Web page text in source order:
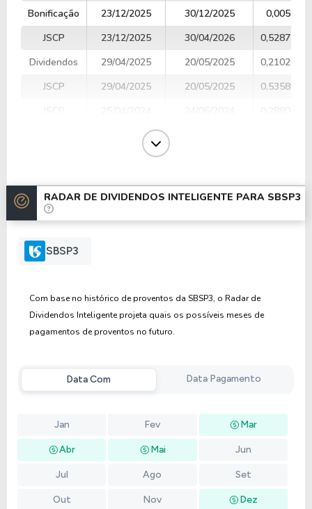
Bonificação
23/12/2025 30/12/2025
0,005929
JSCP
23/12/2025 30/04/2026
Dividendos
29/04/2025 20/05/2025
JSCP
29/04/2025 20/05/2025
12/05/2023
28/04/2022
JSCP
29/04/2021 28/06/2021
RADAR DE DIVIDENDOS INTELIGENTE PARA SBSP3
SBSP3
Com base no histórico de proventos da SBSP3, o Radar de
Dividendos Inteligente projeta quais os possíveis meses de
pagamentos de proventos no futuro.
Data Com Data Pagamento
Jan Fev Mar
Abr Mai Jun
Jul Ago Set
Out Nov Dez